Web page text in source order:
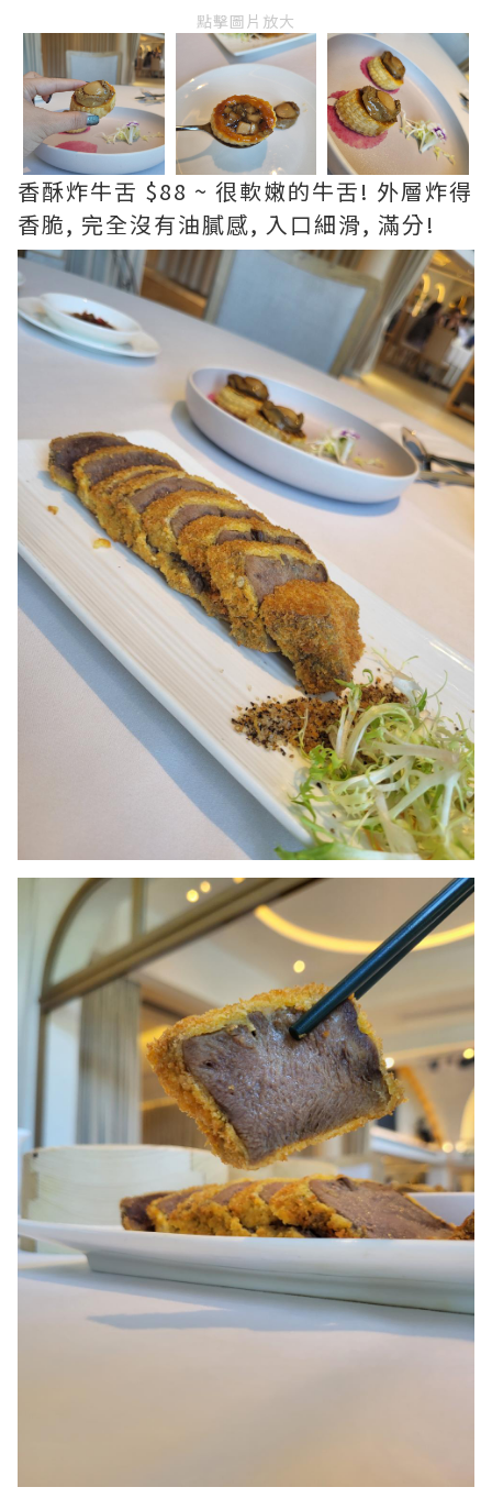
點擊圖片放大
香酥炸牛舌 $88 ~ 很軟嫩的牛舌! 外層炸得
香脆, 完全沒有油膩感, 入口細滑, 滿分!